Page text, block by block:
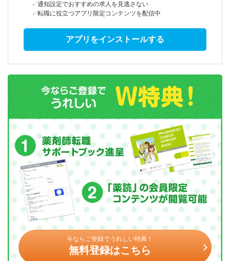
通知設定でおすすめの求人を見逃さない
転職に役立つアプリ限定コンテンツを配信中
アプリをインストールする
今ならご登録でうれしい特典！
無料登録はこちら